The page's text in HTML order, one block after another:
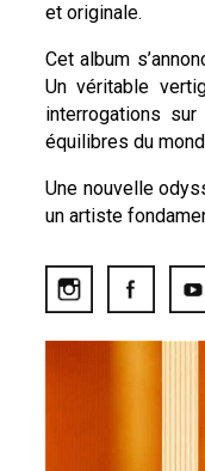
et originale.
Cet album
Un véritable
interrogations
équilibres du
Une nouvelle
un artiste